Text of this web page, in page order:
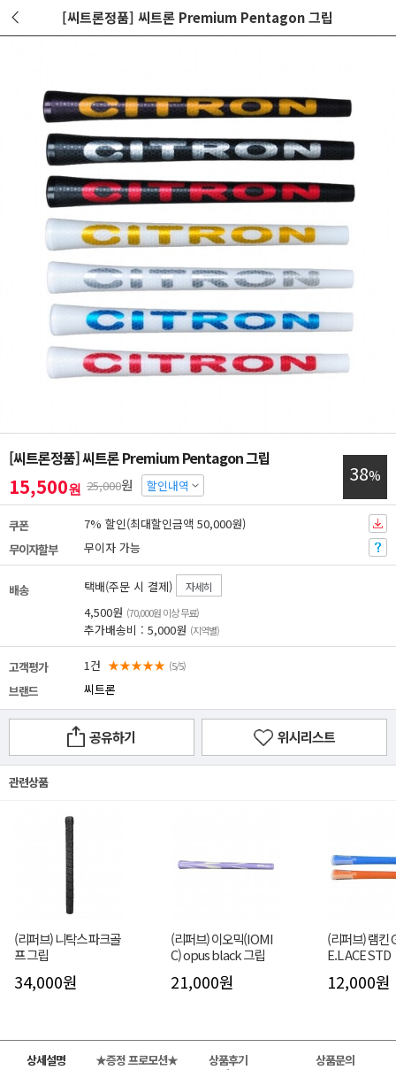
[씨트론정품] 씨트론 Premium Pentagon 그립
[씨트론정품] 씨트론 Premium Pentagon 그립
15,500원 25,000원 할인내역 38%
쿠폰
7% 할인(최대할인금액 50,000원)
무이자할부
무이자 가능
배송 택배(주문 시 결제) 자세히
4,500원 (70,000원 이상 무료)
추가배송비 : 5,000원 (지역별)
고객평가 1건 ★★★★★ (5/5)
브랜드 씨트론
공유하기 위시리스트
관련상품
(리퍼브) 니탁스 파크골
프 그립
34,000원
(리퍼브) 이오믹(IOMI
C) opus black 그립
21,000원
(리퍼브) 램킨
E.L ACE STD
12,000원
상세설명 ★증정 프로모션★ 상품후기 상품문의